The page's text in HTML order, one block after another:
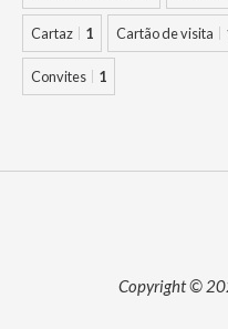
Cartaz 1 Cartão de visita
Convites 1
Copyright ©